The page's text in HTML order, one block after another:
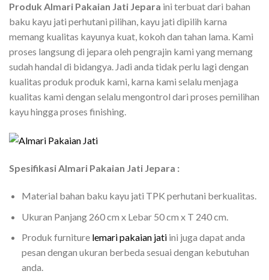
Produk Almari Pakaian Jati Jepara ini terbuat dari bahan
baku kayu jati perhutani pilihan, kayu jati dipilih karna
memang kualitas kayunya kuat, kokoh dan tahan lama. Kami
proses langsung di jepara oleh pengrajin kami yang memang
sudah handal di bidangya. Jadi anda tidak perlu lagi dengan
kualitas produk produk kami, karna kami selalu menjaga
kualitas kami dengan selalu mengontrol dari proses pemilihan
kayu hingga proses finishing.
Spesifikasi Almari Pakaian Jati Jepara :
Material bahan baku kayu jati TPK perhutani berkualitas.
Ukuran Panjang 260 cm x Lebar 50 cm x T 240 cm.
Produk furniture lemari pakaian jatiini juga dapat anda
pesan dengan ukuran berbeda sesuai dengan kebutuhan
anda.